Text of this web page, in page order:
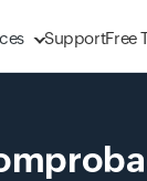
SupportFree